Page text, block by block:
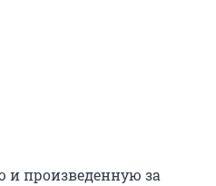
и произведенную за